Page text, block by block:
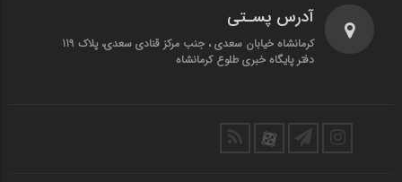
آدرس پسـتی
کرمانشاه خیابان سعدی ، جنب مرکز قنادی سعدی، پلاک 119
دفتر پایگاه خبری طلوع کرمانشاه